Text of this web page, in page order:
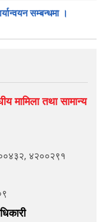
सम्बन्धमा ।
मामिला तथा सामान्य
४२००२९१